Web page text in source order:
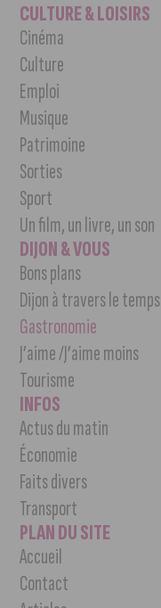
CULTURE & LOISIRS
Cinéma
Culture
Emploi
Musique
Patrimoine
Sorties
Sport
Un film, un livre, un son
DIJON & VOUS
Bons plans
Dijon à travers le temps
Gastronomie
J’aime /J’aime moins
Tourisme
INFOS
Actus du matin
Économie
Faits divers
Transport
PLAN DU SITE
Accueil
Contact